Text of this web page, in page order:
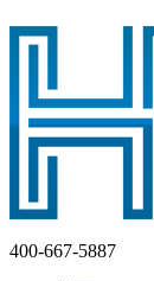
400-667-5887